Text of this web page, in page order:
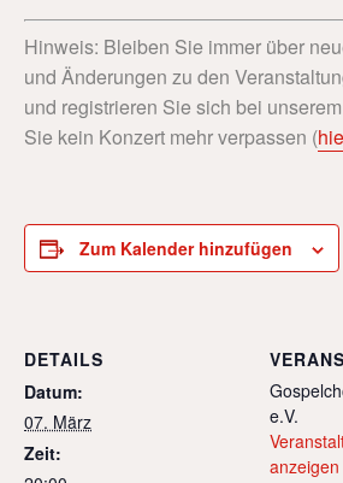
Hinweis: Bleiben Sie immer über
und Änderungen zu den
und registrieren Sie sich bei
Sie kein Konzert mehr verpassen (
Zum Kalender hinzufügen
DETAILS
Datum:
07. März
Zeit:
e.V.
anzeigen